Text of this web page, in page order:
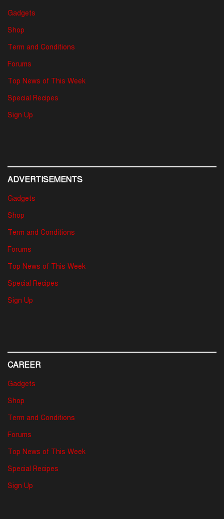
Gadgets
Shop
Term and Conditions
Forums
Top News of This Week
Special Recipes
Sign Up
ADVERTISEMENTS
Gadgets
Shop
Term and Conditions
Forums
Top News of This Week
Special Recipes
Sign Up
CAREER
Gadgets
Shop
Term and Conditions
Forums
Top News of This Week
Special Recipes
Sign Up